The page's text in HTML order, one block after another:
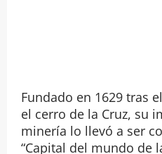
Fundado en 1629 tras
el cerro de la Cruz, su
minería lo llevó a ser
“Capital del mundo de